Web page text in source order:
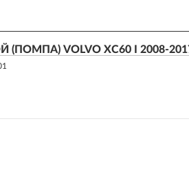
VOLVO XC60 I 2008-